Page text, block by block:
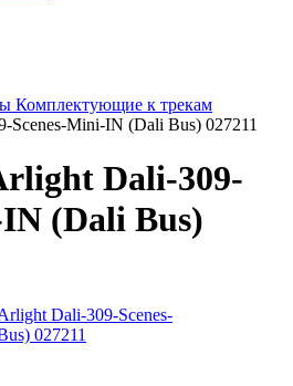
Комплектующие к трекам
Scenes-Mini-IN (Dali Bus) 027211
Dali-309-
(Dali Bus)